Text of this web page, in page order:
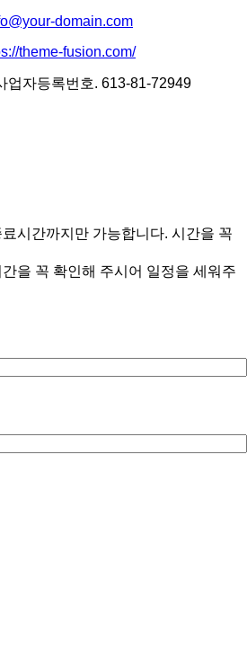
domain.com
theme-fusion.com/
업자등록번호. 613-81-72949
시간까지만 가능합니다. 시간을 꼭
을 꼭 확인해 주시어 일정을 세워주